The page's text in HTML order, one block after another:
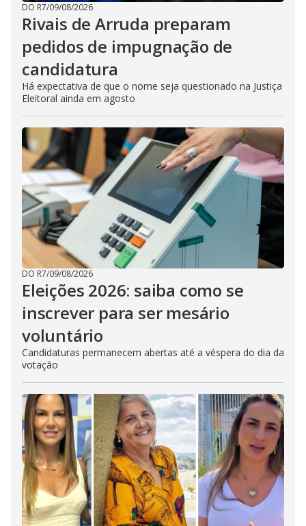
DO R7/09/08/2026
Rivais de Arruda preparam
pedidos de impugnação de
candidatura
Há expectativa de que o nome seja questionado na Justiça
Eleitoral ainda em agosto
DO R7/09/08/2026
Eleições 2026: saiba como se
inscrever para ser mesário
voluntário
Candidaturas permanecem abertas até a véspera do dia da
votação